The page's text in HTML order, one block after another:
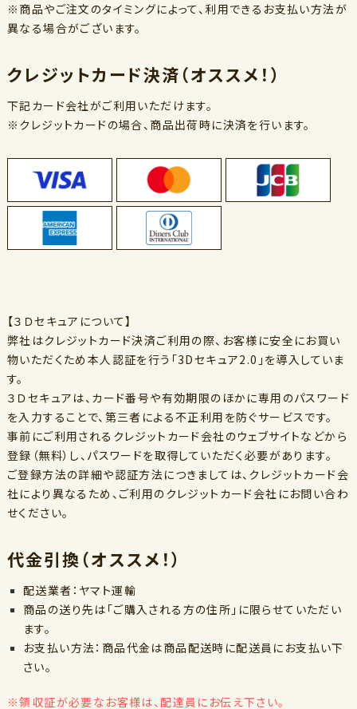
※商品やご注文のタイミングによって、利用できるお支払い方法が
異なる場合がございます。
クレジットカード決済（オススメ！）
下記カード会社がご利用いただけます。
※クレジットカードの場合、商品出荷時に決済を行います。
【３Ｄセキュアについて】
弊社はクレジットカード決済ご利用の際、お客様に安全にお買い
物いただくため本人認証を行う「3Dセキュア2.0」を導入していま
す。
３Ｄセキュアは、カード番号や有効期限のほかに専用のパスワード
を入力することで、第三者による不正利用を防ぐサービスです。
事前にご利用されるクレジットカード会社のウェブサイトなどから
登録（無料）し、パスワードを取得していただく必要があります。
ご登録方法の詳細や認証方法につきましては、クレジットカード会
社により異なるため、ご利用のクレジットカード会社にお問い合わ
せください。
代金引換（オススメ！）
配送業者：ヤマト運輸
商品の送り先は「ご購入される方の住所」に限らせていただい
ます。
お支払い方法：商品代金は商品配送時に配送員にお支払い下
さい。
※領収証が必要なお客様は、配達員にお伝え下さい。